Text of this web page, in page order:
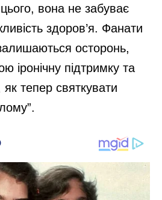
вона не забуває
здоров’я. Фанати
осторонь,
іронічну підтримку та
тепер святкувати